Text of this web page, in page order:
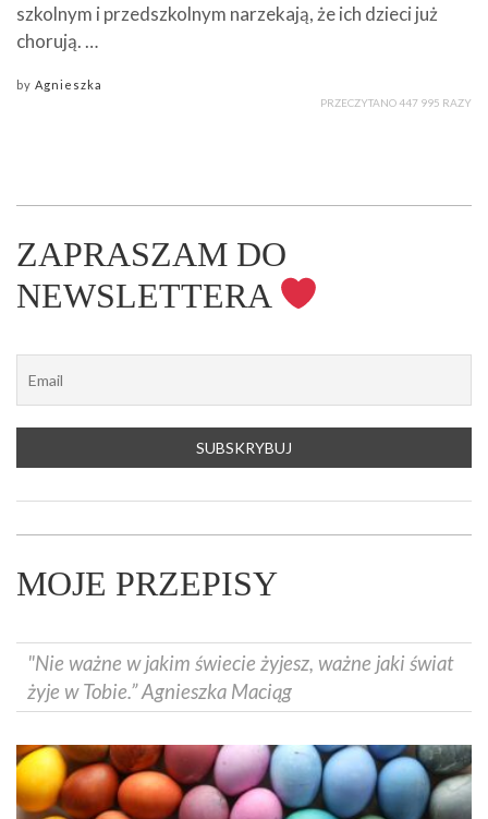
szkolnym i przedszkolnym narzekają, że ich dzieci już
chorują. …
by Agnieszka
PRZECZYTANO 447 995 RAZY
ZAPRASZAM DO
NEWSLETTERA
MOJE PRZEPISY
"Nie ważne w jakim świecie żyjesz, ważne jaki świat
żyje w Tobie.” Agnieszka Maciąg